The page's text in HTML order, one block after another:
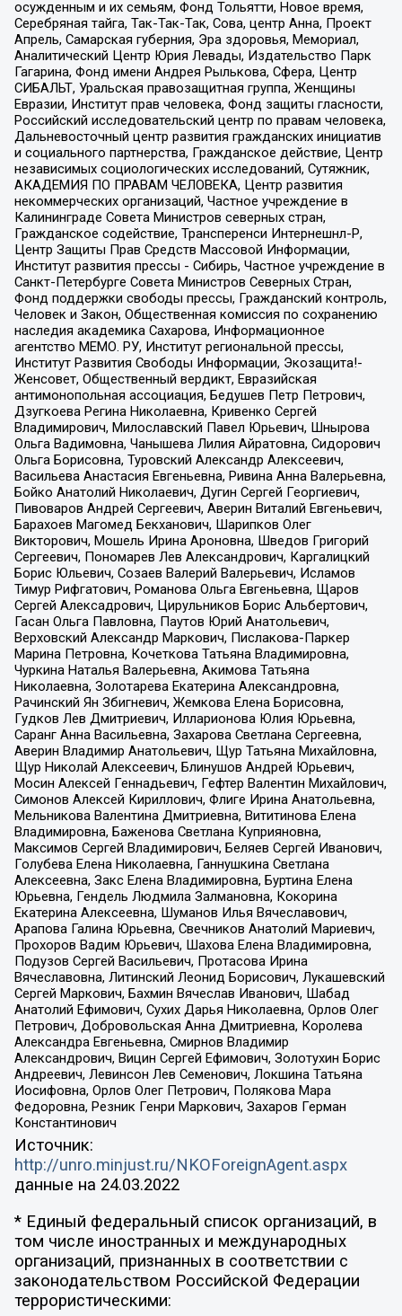
осужденным и их семьям, Фонд Тольятти, Новое время,
Серебряная тайга, Так-Так-Так, Сова, центр Анна, Проект
Апрель, Самарская губерния, Эра здоровья, Мемориал,
Аналитический Центр Юрия Левады, Издательство Парк
Гагарина, Фонд имени Андрея Рылькова, Сфера, Центр
СИБАЛЬТ, Уральская правозащитная группа, Женщины
Евразии, Институт прав человека, Фонд защиты гласности,
Российский исследовательский центр по правам человека,
Дальневосточный центр развития гражданских инициатив
и социального партнерства, Гражданское действие, Центр
независимых социологических исследований, Сутяжник,
АКАДЕМИЯ ПО ПРАВАМ ЧЕЛОВЕКА, Центр развития
некоммерческих организаций, Частное учреждение в
Калининграде Совета Министров северных стран,
Гражданское содействие, Трансперенси Интернешнл-Р,
Центр Защиты Прав Средств Массовой Информации,
Институт развития прессы - Сибирь, Частное учреждение в
Санкт-Петербурге Совета Министров Северных Стран,
Фонд поддержки свободы прессы, Гражданский контроль,
Человек и Закон, Общественная комиссия по сохранению
наследия академика Сахарова, Информационное
агентство МЕМО. РУ, Институт региональной прессы,
Институт Развития Свободы Информации, Экозащита!-
Женсовет, Общественный вердикт, Евразийская
антимонопольная ассоциация, Бедушев Петр Петрович,
Дзугкоева Регина Николаевна, Кривенко Сергей
Владимирович, Милославский Павел Юрьевич, Шнырова
Ольга Вадимовна, Чанышева Лилия Айратовна, Сидорович
Ольга Борисовна, Туровский Александр Алексеевич,
Васильева Анастасия Евгеньевна, Ривина Анна Валерьевна,
Бойко Анатолий Николаевич, Дугин Сергей Георгиевич,
Пивоваров Андрей Сергеевич, Аверин Виталий Евгеньевич,
Барахоев Магомед Бекханович, Шарипков Олег
Викторович, Мошель Ирина Ароновна, Шведов Григорий
Сергеевич, Пономарев Лев Александрович, Каргалицкий
Борис Юльевич, Созаев Валерий Валерьевич, Исламов
Тимур Рифгатович, Романова Ольга Евгеньевна, Щаров
Сергей Алексадрович, Цирульников Борис Альбертович,
Гасан Ольга Павловна, Паутов Юрий Анатольевич,
Верховский Александр Маркович, Пислакова-Паркер
Марина Петровна, Кочеткова Татьяна Владимировна,
Чуркина Наталья Валерьевна, Акимова Татьяна
Николаевна, Золотарева Екатерина Александровна,
Рачинский Ян Збигневич, Жемкова Елена Борисовна,
Гудков Лев Дмитриевич, Илларионова Юлия Юрьевна,
Саранг Анна Васильевна, Захарова Светлана Сергеевна,
Аверин Владимир Анатольевич, Щур Татьяна Михайловна,
Щур Николай Алексеевич, Блинушов Андрей Юрьевич,
Мосин Алексей Геннадьевич, Гефтер Валентин Михайлович,
Симонов Алексей Кириллович, Флиге Ирина Анатольевна,
Мельникова Валентина Дмитриевна, Вититинова Елена
Владимировна, Баженова Светлана Куприяновна,
Максимов Сергей Владимирович, Беляев Сергей Иванович,
Голубева Елена Николаевна, Ганнушкина Светлана
Алексеевна, Закс Елена Владимировна, Буртина Елена
Юрьевна, Гендель Людмила Залмановна, Кокорина
Екатерина Алексеевна, Шуманов Илья Вячеславович,
Арапова Галина Юрьевна, Свечников Анатолий Мариевич,
Прохоров Вадим Юрьевич, Шахова Елена Владимировна,
Подузов Сергей Васильевич, Протасова Ирина
Вячеславовна, Литинский Леонид Борисович, Лукашевский
Сергей Маркович, Бахмин Вячеслав Иванович, Шабад
Анатолий Ефимович, Сухих Дарья Николаевна, Орлов Олег
Петрович, Добровольская Анна Дмитриевна, Королева
Александра Евгеньевна, Смирнов Владимир
Александрович, Вицин Сергей Ефимович, Золотухин Борис
Андреевич, Левинсон Лев Семенович, Локшина Татьяна
Иосифовна, Орлов Олег Петрович, Полякова Мара
Федоровна, Резник Генри Маркович, Захаров Герман
Константинович
Источник:
http://unro.minjust.ru/NKOForeignAgent.aspx
данные на 24.03.2022
* Единый федеральный список организаций, в
том числе иностранных и международных
организаций, признанных в соответствии с
законодательством Российской Федерации
террористическими: